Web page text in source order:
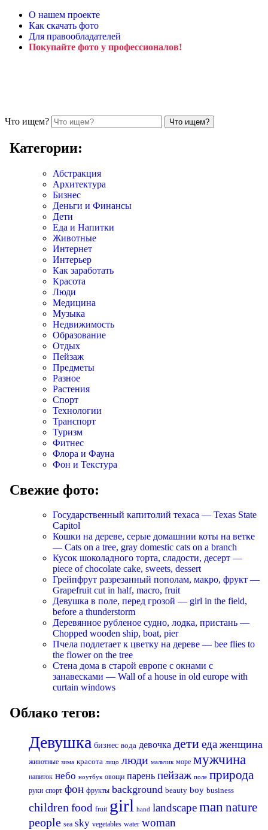
О нашем проекте
Как скачать фото
Для правообладателей
Покупайте фото у профессионалов!
Что ищем?
Категории:
Абстракция
Архитектура
Бизнес
Деньги и Финансы
Дети
Еда и Напитки
Животные
Интернет
Интерьер
Как заработать
Красота
Люди
Медицина
Музыка
Недвижимость
Образование
Отдых
Пейзаж
Предметы
Разное
Растения
Спорт
Технологии
Транспорт
Туризм
Фитнес
Флора и Фауна
Фон и Текстура
Свежие фото:
Государственный капитолий техаса — Texas State
Capitol
Кошки на дереве, серые домашнии коты на ветке
— Cats on a tree, gray domestic cats on a branch
Кусок шоколадного торта, сладости, десерт —
piece of chocolate cake, sweets, dessert
Грейпфрут разрезанный пополам, макро, фрукт —
Grapefruit cut in half, macro, fruit
Девушка в поле, перед грозой — girl in the field,
before a thunderstorm
Деревянное рубленое судно, лодка, пристань —
Chopped wooden ship, boat, pier
Пчела подлетает к цветку на дереве — bee flies to
the flower on the tree
Стена дома в старой европе с окнами с
занавесками — Wall of a house in old europe with
curtain windows
Облако тегов:
Девушка бизнес вода девочка детиеда женщина
животные зима красота лицо люди мальчик море мужчина
напиток небо ноутбук овощи парень пейзаж поле природа
руки спорт фон фрукты background beauty boy business
childrenfood fruit girl hand landscapeman nature
people sea sky vegetables water woman